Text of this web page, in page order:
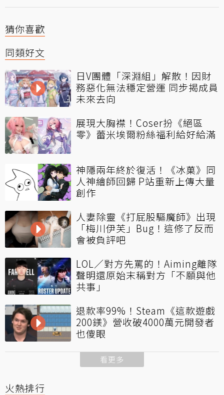
猜你喜歡
同類好文
日V團體「深淵組」解散！因財
務惡化無法穩定營運 同步揭成員
未來去向
展現大胸襟！Coser扮《絕區
零》蕾米埃爾粉絲福利給好給滿
神隱兩年終於復活！《冰菓》同
人神繪師回歸 P站重新上傳大量
創作
人妻除靈《打屁股驅魔師》出現
「梅川伊芙」Bug！這修了反而
會被負評吧
LOL／對方先罵的！Aiming離隊
聲明還原始末稱對方「不願與他
共事」
退款率99%！Steam《這款遊戲
200鎂》營收破4000萬元開發者
也傻眼
看更多
火熱排行